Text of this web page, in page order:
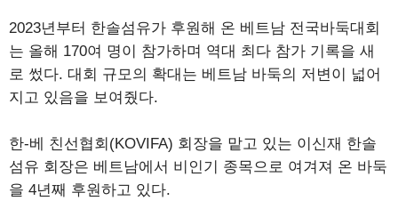
2023년부터 한솔섬유가 후원해 온 베트남 전국바둑대회
는 올해 170여 명이 참가하며 역대 최다 참가 기록을 새
로 썼다. 대회 규모의 확대는 베트남 바둑의 저변이 넓어
지고 있음을 보여줬다.
한-베 친선협회(KOVIFA) 회장을 맡고 있는 이신재 한솔
섬유 회장은 베트남에서 비인기 종목으로 여겨져 온 바둑
을 4년째 후원하고 있다.